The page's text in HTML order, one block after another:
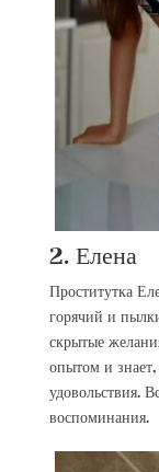
2. Елена
Проститутка
горячий и
скрытые
опытом и
удовольствия.
воспоминания.